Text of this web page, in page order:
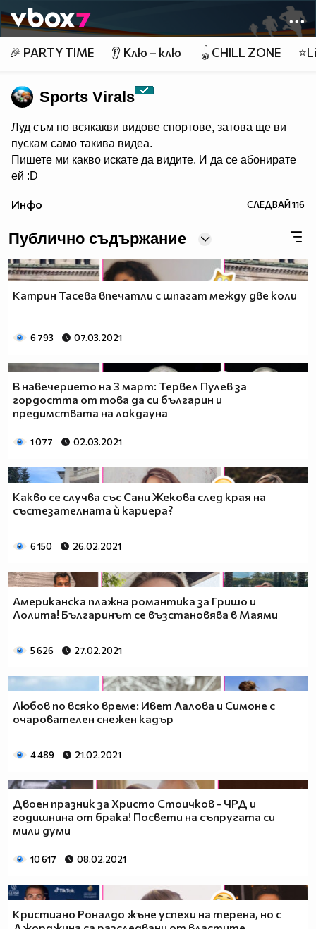
👾
🎉 PARTY TIME 👂 Клю – клю 🪀CHILL ZONE
Sports Virals
Луд съм по всякакви видове спортове, затова ще ви
пускам само такива видеа.
Пишете ми какво искате да видите. И да се абонирате
ей :D
Инфо СЛЕДВАЙ116
Публично съдържание
Катрин Тасева впечатли с шпагат между две коли
6 793 07.03.2021
В навечерието на 3 март: Тервел Пулев за
гордостта от това да си българин и
предимствата на локдауна
1 077 02.03.2021
Какво се случва със Сани Жекова след края на
състезателната ѝ кариера?
6 150 26.02.2021
Американска плажна романтика за Гришо и
Лолита! Българинът се възстановява в Маями
5 626 27.02.2021
Любов по всяко време: Ивет Лалова и Симоне с
очарователен снежен кадър
4 489 21.02.2021
Двоен празник за Христо Стоичков - ЧРД и
годишнина от брака! Посвети на съпругата си
мили думи
10 617 08.02.2021
Кристиано Роналдо жъне успехи на терена, но с